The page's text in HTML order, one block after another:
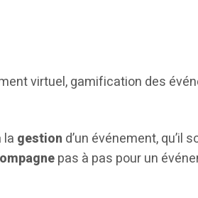
virtuel, gamification des
la gestion d’un événement, qu’il
pas à pas pour un